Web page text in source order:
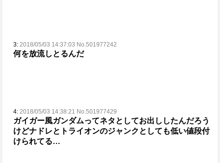
3: 2018/05/03 14:37:03 No.501977242
何を放流しとるんだ
4: 2018/05/03 14:38:21 No.501977429
ガイガー風ガンダムってネタとしてお出ししたんだろう
けどナドレとトライオンのジャンクとしても低い値段付
けられてる…